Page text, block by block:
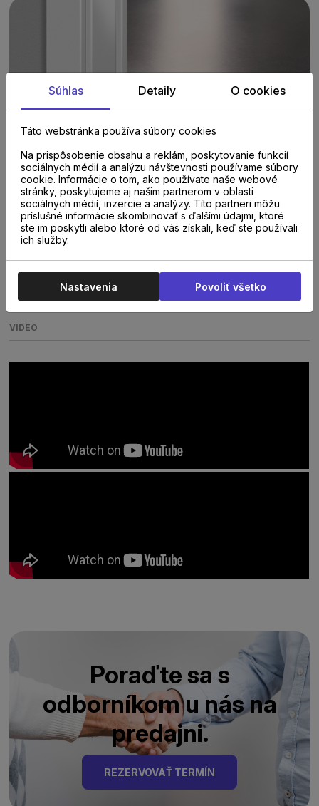
VIDEO
Poraďte sa s
odborníkom u nás na
predajni.
REZERVOVAŤ TERMÍN
Súhlas Detaily O cookies
Táto webstránka používa súbory cookies
Na prispôsobenie obsahu a reklám, poskytovanie funkcií
sociálnych médií a analýzu návštevnosti používame súbory
cookie. Informácie o tom, ako používate naše webové
stránky, poskytujeme aj našim partnerom v oblasti
sociálnych médií, inzercie a analýzy. Títo partneri môžu
príslušné informácie skombinovať s ďalšími údajmi, ktoré
ste im poskytli alebo ktoré od vás získali, keď ste používali
ich služby.
Nastavenia Povoliť všetko